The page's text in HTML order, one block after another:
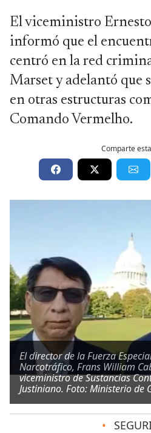
El viceministro
informó que el
centró en la red
Marset y adelantó que
en otras estructuras
Comando Vermelho.
Comparte
El director de la Fuerza
Narcotráfico, Frans William
viceministro de Sustancias
Justiniano. Foto: Ministerio de
•